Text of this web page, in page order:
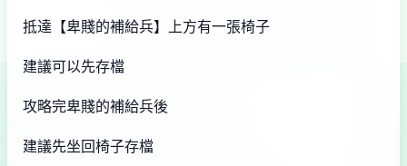
抵達【卑賤的補給兵】上方有一張椅子
建議可以先存檔
攻略完卑賤的補給兵後
建議先坐回椅子存檔